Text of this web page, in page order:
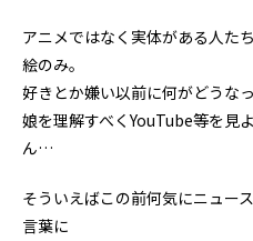
アニメではなく実体がある人た
絵のみ。
好きとか嫌い以前に何がどうなっ
娘を理解すべくYouTube等を見
ん…
そういえばこの前何気にニュー
言葉に